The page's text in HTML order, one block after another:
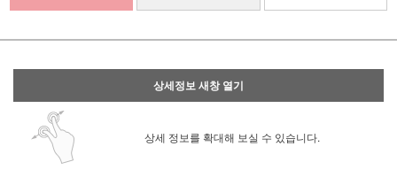
상세정보 새창 열기
상세 정보를 확대해 보실 수 있습니다.